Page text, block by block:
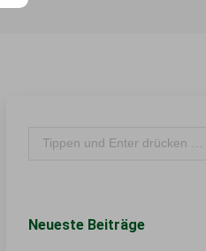
Search:
Neueste Beiträge